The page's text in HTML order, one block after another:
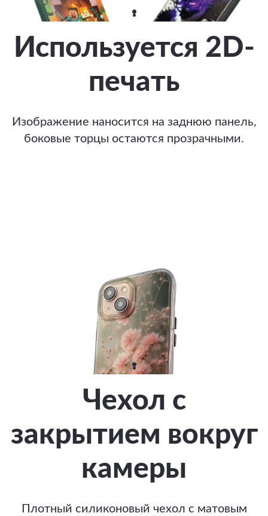
Используется 2D-
печать
Изображение наносится на заднюю панель,
боковые торцы остаются прозрачными.
Чехол с
закрытием вокруг
камеры
Плотный силиконовый чехол с матовым